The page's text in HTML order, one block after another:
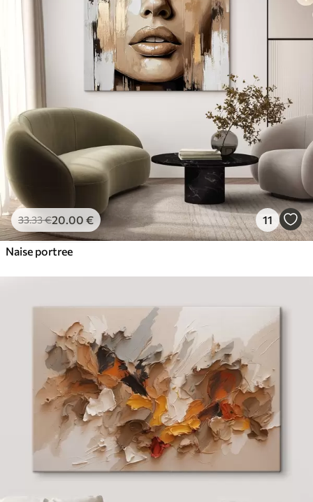
33.33€20.00 € 11
Naise portree